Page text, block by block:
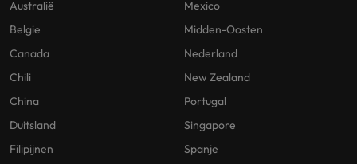
Australië
Belgie
Canada
Chili
China
Duitsland
Filipijnen
Mexico
Midden-Oosten
Nederland
New Zealand
Portugal
Singapore
Spanje